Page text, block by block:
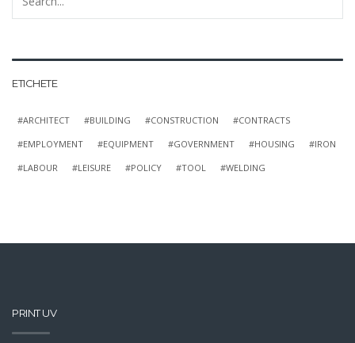
ETICHETE
ARCHITECT BUILDING CONSTRUCTION
CONTRACTS
EMPLOYMENT
EQUIPMENT GOVERNMENT HOUSING
IRON
LABOUR
LEISURE POLICY TOOL WELDING
PRINT UV